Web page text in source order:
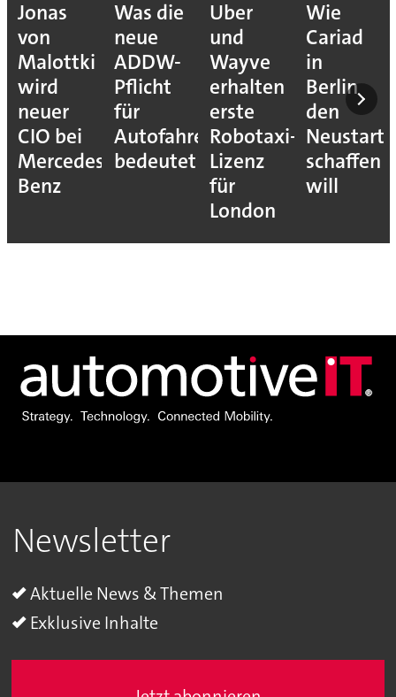
Jonas
von
Malottki
wird
neuer
CIO bei
Mercedes-
Benz
Was die
neue
ADDW-
Pflicht
für
Autofahrer
bedeutet
Uber
und
Wayve
erhalten
erste
Robotaxi-
Lizenz
für
London
Wie
Cariad
in
Berlin
den
Neustart
schaffen
will
Newsletter
Aktuelle News & Themen
Exklusive Inhalte